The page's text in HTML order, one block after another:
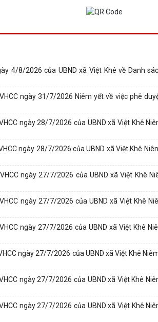
4/8/2026 của UBND xã Việt Khê về Danh
ngày 31/7/2026 Niêm yết về việc phê
ngày 28/7/2026 của UBND xã Việt Khê
ngày 28/7/2026 của UBND xã Việt Khê
ngày 27/7/2026 của UBND xã Việt Khê
ngày 27/7/2026 của UBND xã Việt Khê
ngày 27/7/2026 của UBND xã Việt Khê
ngày 27/7/2026 của UBND xã Việt Khê
ngày 27/7/2026 của UBND xã Việt Khê
ngày 27/7/2026 của UBND xã Việt Khê